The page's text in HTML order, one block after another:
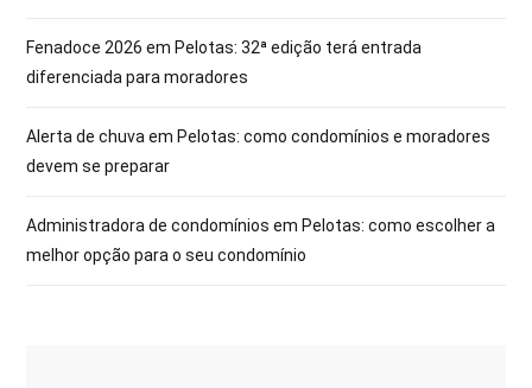
Fenadoce 2026 em Pelotas: 32ª edição terá entrada
diferenciada para moradores
Alerta de chuva em Pelotas: como condomínios e moradores
devem se preparar
Administradora de condomínios em Pelotas: como escolher a
melhor opção para o seu condomínio